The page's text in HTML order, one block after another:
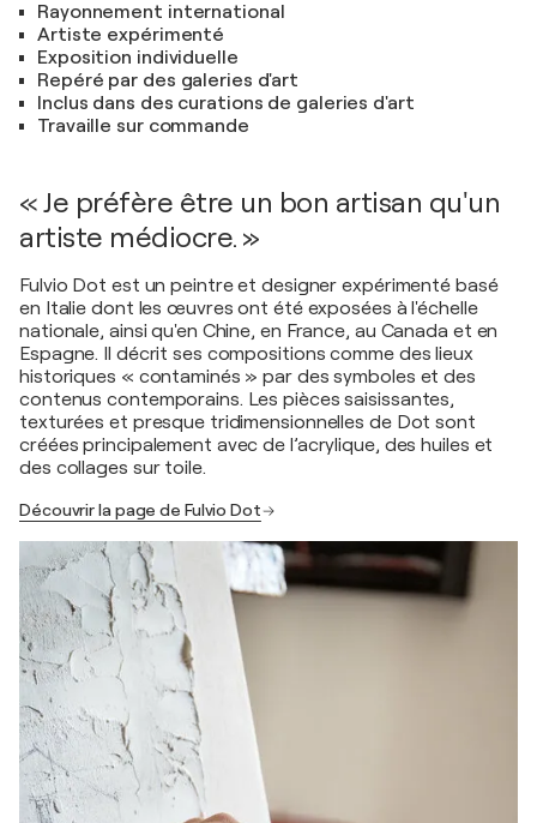
Rayonnement international
Artiste expérimenté
Exposition individuelle
Repéré par des galeries d'art
Inclus dans des curations de galeries d'art
Travaille sur commande
« Je préfère être un bon artisan qu'un
artiste médiocre. »
Fulvio Dot est un peintre et designer expérimenté basé
en Italie dont les œuvres ont été exposées à l'échelle
nationale, ainsi qu'en Chine, en France, au Canada et en
Espagne. Il décrit ses compositions comme des lieux
historiques « contaminés » par des symboles et des
contenus contemporains. Les pièces saisissantes,
texturées et presque tridimensionnelles de Dot sont
créées principalement avec de l’acrylique, des huiles et
des collages sur toile.
Découvrir la page de Fulvio Dot